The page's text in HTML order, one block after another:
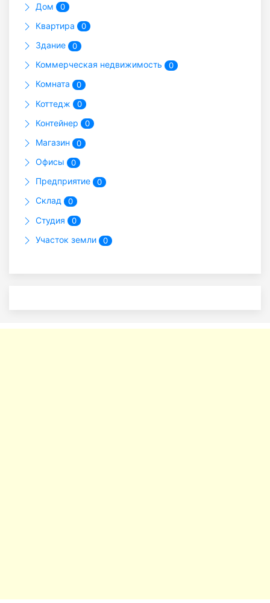
Дом 0
Квартира 0
Здание 0
Коммерческая недвижимость 0
Комната 0
Коттедж 0
Контейнер 0
Магазин 0
Офисы 0
Предприятие 0
Склад 0
Студия 0
Участок земли 0